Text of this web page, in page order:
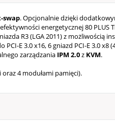
swap. Opcjonalnie dzięki
energetycznej 80 PLUS
R3 (LGA 2011) z możliwością
E 3.0 x16, 6 gniazd PCI-E 3.0 x8 (4
zarządzania IPM 2.0z KVM.
4 modułami pamięci).